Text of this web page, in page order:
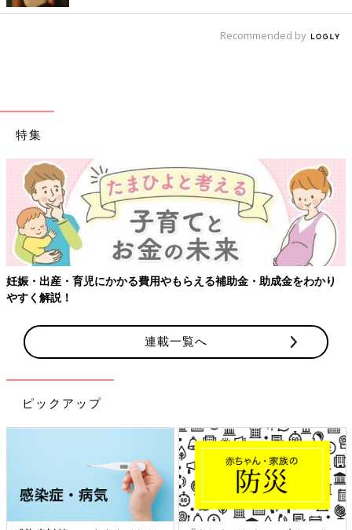
Recommended by
特集
妊娠・出産・育児にかかる費用やもらえる補助金・助成金をわかり
やすく解説！
連載一覧へ
ピックアップ